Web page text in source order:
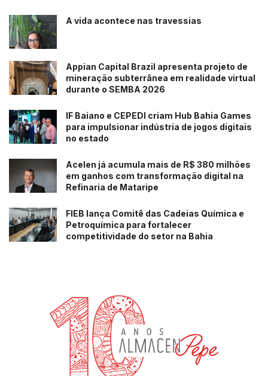
A vida acontece nas travessias
Appian Capital Brazil apresenta projeto de
mineração subterrânea em realidade virtual
durante o SEMBA 2026
IF Baiano e CEPEDI criam Hub Bahia Games
para impulsionar indústria de jogos digitais
no estado
Acelen já acumula mais de R$ 380 milhões
em ganhos com transformação digital na
Refinaria de Mataripe
FIEB lança Comitê das Cadeias Química e
Petroquímica para fortalecer
competitividade do setor na Bahia